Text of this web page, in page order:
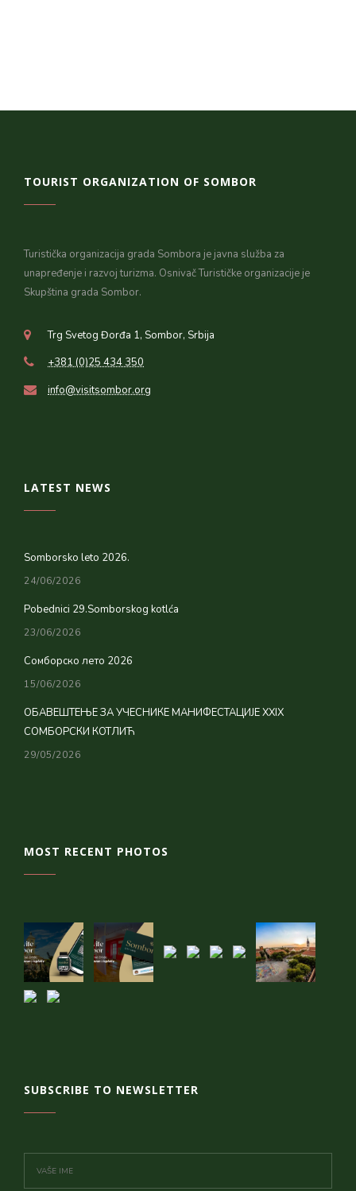
TOURIST ORGANIZATION OF SOMBOR
Turistička organizacija grada Sombora je javna služba za
unapređenje i razvoj turizma. Osnivač Turističke organizacije je
Skupština grada Sombor.
Trg Svetog Đorđa 1, Sombor, Srbija
+381 (0)25 434 350
info@visitsombor.org
LATEST NEWS
Somborsko leto 2026.
24/06/2026
Pobednici 29.Somborskog kotlća
23/06/2026
Сомборско лето 2026
15/06/2026
ОБАВЕШТЕЊЕ ЗА УЧЕСНИКЕ МАНИФЕСТАЦИЈЕ XXIX
СОМБОРСКИ КОТЛИЋ
29/05/2026
MOST RECENT PHOTOS
SUBSCRIBE TO NEWSLETTER